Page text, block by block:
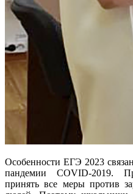
Особенности ЕГЭ 2023
пандемии COVID-2019.
принять все меры против